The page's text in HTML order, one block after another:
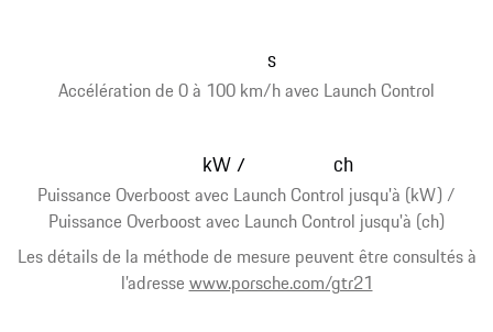
Accélération de 0 à 100 km/h avec Launch Control
s
Puissance Overboost avec Launch Control jusqu'à (kW) /
Puissance Overboost avec Launch Control jusqu'à (ch)
Les détails de la méthode de mesure peuvent être consultés à
l’adresse www.porsche.com/gtr21
kW / ch